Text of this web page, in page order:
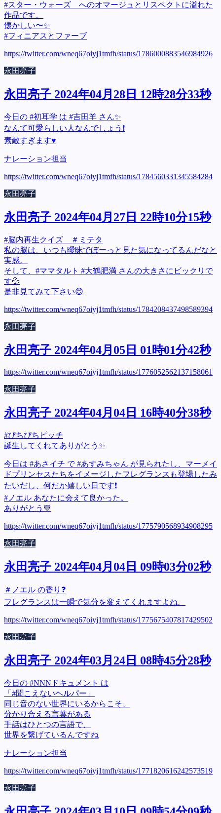
#スター・ウォーズ へのオマージュとリスペクトに溢れた
作品です。
懐かしい〜✨
#フィニアスとファーブ
https://twitter.com/wneq67oiyj1tmfh/status/1786000883546984926
永田亮子
永田亮子 2024年04月28日 12時28分33秒
今日の #初耳学 は #吉田羊 さん✨
なんて可愛らしい人なんでしょう❗
素敵すぎます♥
ナレーション担当
https://twitter.com/wneq67oiyj1tmfh/status/1784560331345584284
永田亮子
永田亮子 2024年04月27日 22時10分15秒
#脳内再生クイズ ＃ミテタ
私の脳は、いつも曖昧でぼーっと見た気になってるんだなと
実感。
そして、#ママタルト #大鶴肥満 さんの大きさにビックリで
す💦
是非見てみて下さい😊
https://twitter.com/wneq67oiyj1tmfh/status/1784208437498589394
永田亮子
永田亮子 2024年04月05日 01時01分42秒
https://twitter.com/wneq67oiyj1tmfh/status/1776052562137158061
永田亮子
永田亮子 2024年04月04日 16時40分38秒
#ぴちぴちピッチ
誕生してくれてありがとう✨
今日は #あさイチ で #あすみちゃん が見られたし、マーメイ
ドプリンセスたちをイメージしたフレグランスも登場したみ
たいだし、何だか嬉しい日です❗
#ノエル あなたに会えて良かった。
ありがとう💙
https://twitter.com/wneq67oiyj1tmfh/status/1775790568934908295
永田亮子
永田亮子 2024年04月04日 09時03分02秒
＃ノエル の香り❓
フレグランスは一瞬で気分を変えてくれますよね。
https://twitter.com/wneq67oiyj1tmfh/status/1775675407817429502
永田亮子
永田亮子 2024年03月24日 08時45分28秒
今日の #NNNドキュメント は
「#聞こえないヘルパー」
同じ音のない世界にいるからこそ、
分かり合える言葉がある
手話はひとつの言語で、
世界を繋げているんですね
ナレーション担当
https://twitter.com/wneq67oiyj1tmfh/status/1771820616242573519
永田亮子